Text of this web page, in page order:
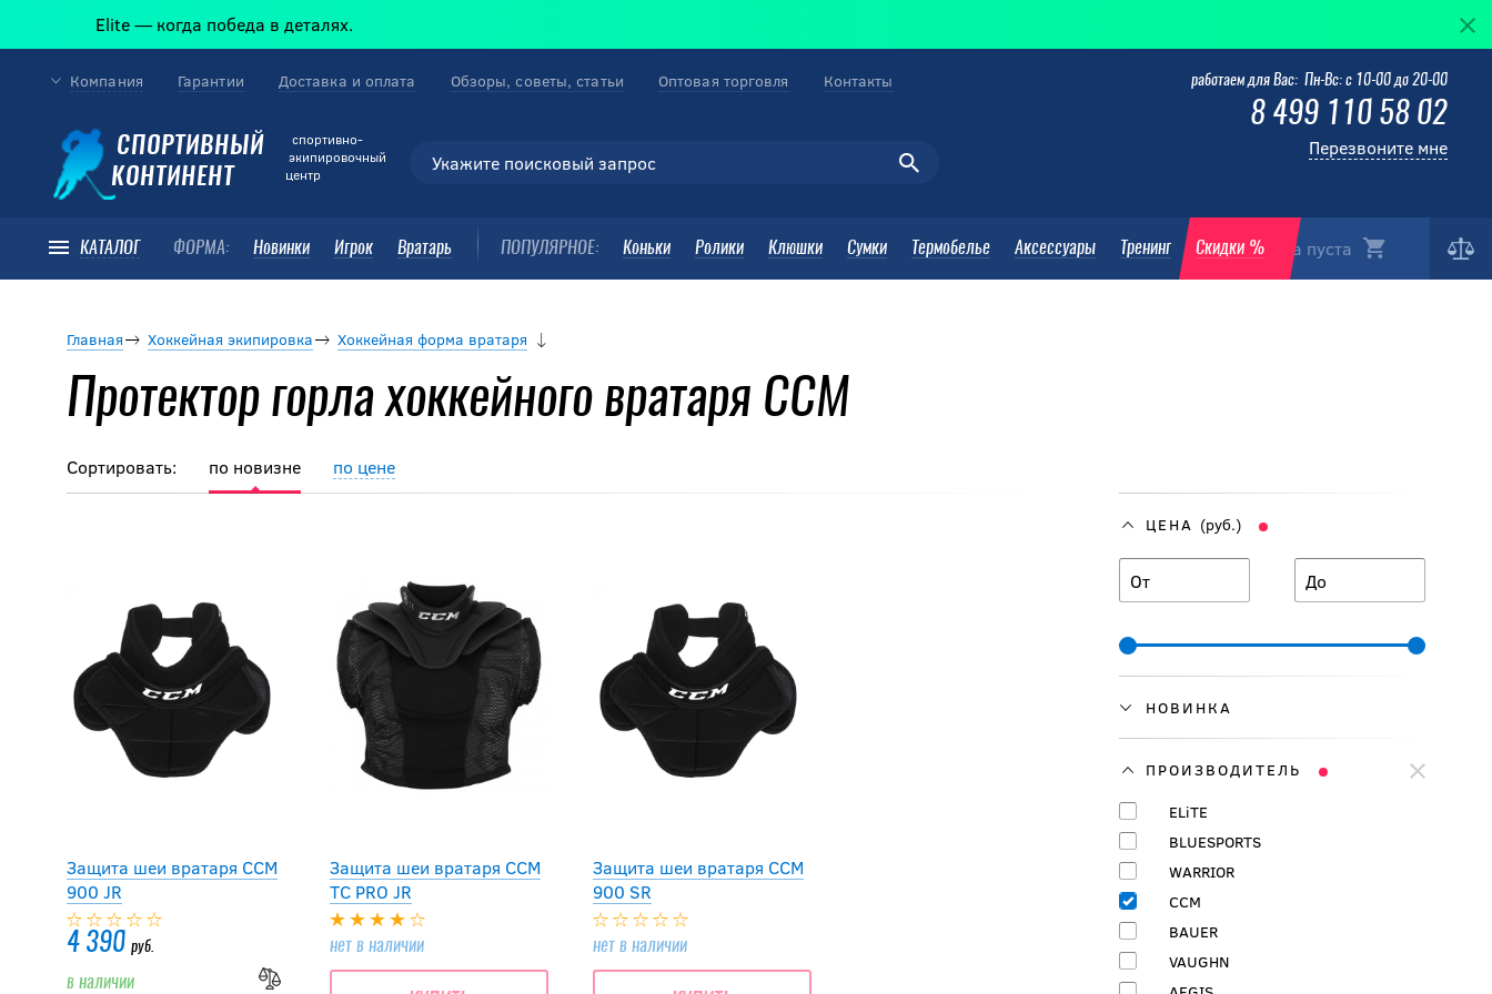
Elite — когда победа в деталях. Elite —
СПОРТИВНЫЙ
КОНТИНЕНТ
cпортивно-
экипировочный
центр
Корзина пуста
КАТАЛОГ ФОРМА: Новинки Игрок Вратарь ПОПУЛЯРНОЕ: Коньки Ролики Клюшки Сумки Термобелье Аксессуары Тренинг Скидки %
Компания Гарантии Доставка и оплата Обзоры, советы, статьи Оптовая торговля Контакты работаем для Вас: Пн-Вс: с 10-00 до 20-00
8 499 110 58 02
Перезвоните мне
Главная Хоккейная экипировка Хоккейная форма вратаря
Протектор горла хоккейного вратаря CCM
ЦЕНА (руб.)
От До
НОВИНКА
ПРОИЗВОДИТЕЛЬ
ELiTE
BLUESPORTS
WARRIOR
CCM
BAUER
VAUGHN
Сортировать: по новизне по цене
Защита шеи вратаря CCM
900 JR
4 390 руб.
в наличии
Защита шеи вратаря CCM
TC PRO JR
нет в наличии
Защита шеи вратаря CCM
900 SR
нет в наличии